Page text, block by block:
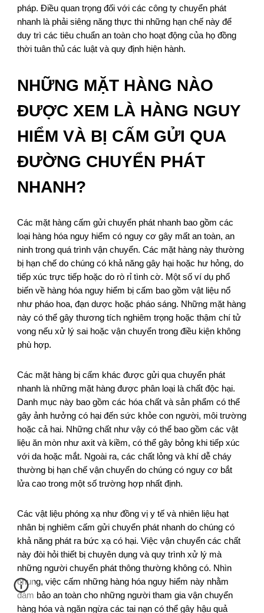
pháp. Điều quan trọng đối với các công ty chuyển phát
nhanh là phải siêng năng thực thi những hạn chế này để
duy trì các tiêu chuẩn an toàn cho hoạt động của họ đồng
thời tuân thủ các luật và quy định hiện hành.
NHỮNG MẶT HÀNG NÀO
ĐƯỢC XEM LÀ HÀNG NGUY
HIỂM VÀ BỊ CẤM GỬI QUA
ĐƯỜNG CHUYỂN PHÁT
NHANH?
Các mặt hàng cấm gửi chuyển phát nhanh bao gồm các
loại hàng hóa nguy hiểm có nguy cơ gây mất an toàn, an
ninh trong quá trình vận chuyển. Các mặt hàng này thường
bị hạn chế do chúng có khả năng gây hại hoặc hư hỏng, do
tiếp xúc trực tiếp hoặc do rò rỉ tình cờ. Một số ví dụ phổ
biến về hàng hóa nguy hiểm bị cấm bao gồm vật liệu nổ
như pháo hoa, đạn dược hoặc pháo sáng. Những mặt hàng
này có thể gây thương tích nghiêm trọng hoặc thậm chí tử
vong nếu xử lý sai hoặc vận chuyển trong điều kiện không
phù hợp.
Các mặt hàng bị cấm khác được gửi qua chuyển phát
nhanh là những mặt hàng được phân loại là chất độc hại.
Danh mục này bao gồm các hóa chất và sản phẩm có thể
gây ảnh hưởng có hại đến sức khỏe con người, môi trường
hoặc cả hai. Những chất như vậy có thể bao gồm các vật
liệu ăn mòn như axit và kiềm, có thể gây bỏng khi tiếp xúc
với da hoặc mắt. Ngoài ra, các chất lỏng và khí dễ cháy
thường bị hạn chế vận chuyển do chúng có nguy cơ bắt
lửa cao trong một số trường hợp nhất định.
Các vật liệu phóng xạ như đồng vị y tế và nhiên liệu hạt
nhân bị nghiêm cấm gửi chuyển phát nhanh do chúng có
khả năng phát ra bức xạ có hại. Việc vận chuyển các chất
này đòi hỏi thiết bị chuyên dụng và quy trình xử lý mà
những người chuyển phát thông thường không có. Nhìn
chung, việc cấm những hàng hóa nguy hiểm này nhằm
đảm bảo an toàn cho những người tham gia vận chuyển
hàng hóa và ngăn ngừa các tai nạn có thể gây hậu quả